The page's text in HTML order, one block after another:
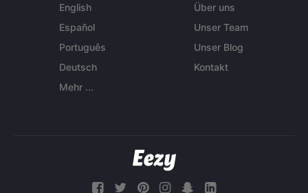
English
Español
Português
Deutsch
Mehr ...
Über uns
Unser Team
Unser Blog
Kontakt